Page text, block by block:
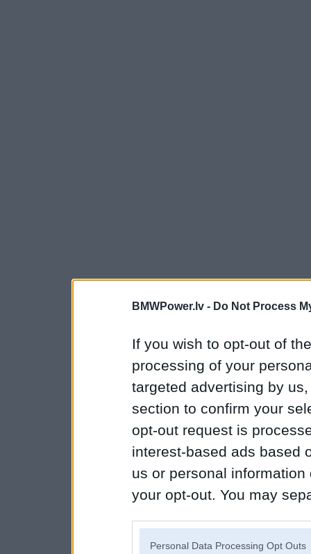
BMWPower.lv - Do Not Process
If you wish to opt-out of
processing of your
targeted advertising by
section to confirm your
opt-out request is
interest-based ads based
us or personal
your opt-out. You may
Personal Data Processing Opt Outs